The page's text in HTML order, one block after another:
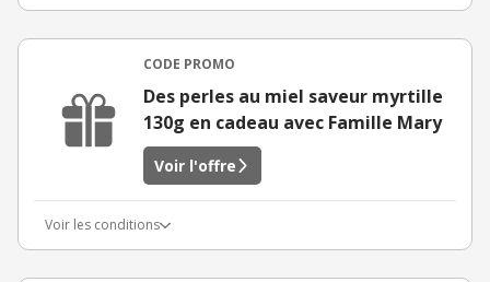
CODE PROMO
Des perles au miel saveur myrtille
130g en cadeau avec Famille Mary
Voir l'offre
Voir les conditions